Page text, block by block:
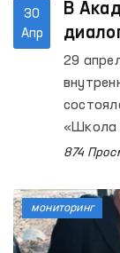
30
Апр
В
29
«Школа
874
мониторинг